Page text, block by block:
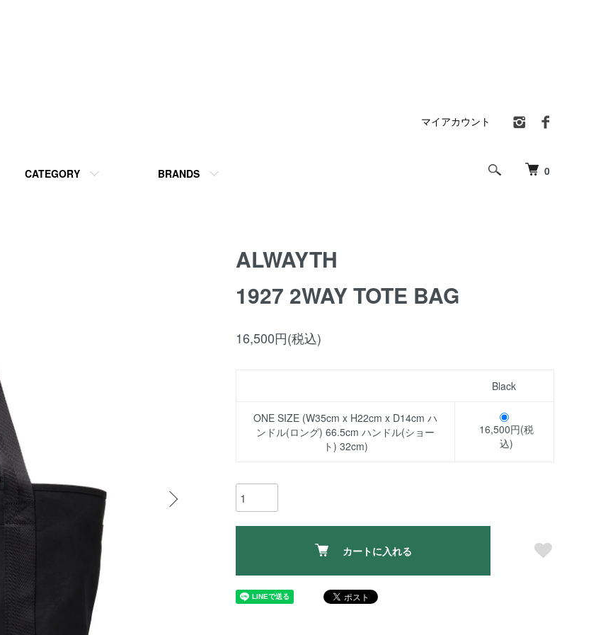
0
CATEGORY BRANDS
マイアカウント
ALWAYTH
1927 2WAY TOTE BAG
16,500円(税込)
Black
ONE SIZE (W35cm x H22cm x D14cm ハ
ンドル(ロング) 66.5cm ハンドル(ショー
ト) 32cm)
16,500円(税
込)
カートに入れる